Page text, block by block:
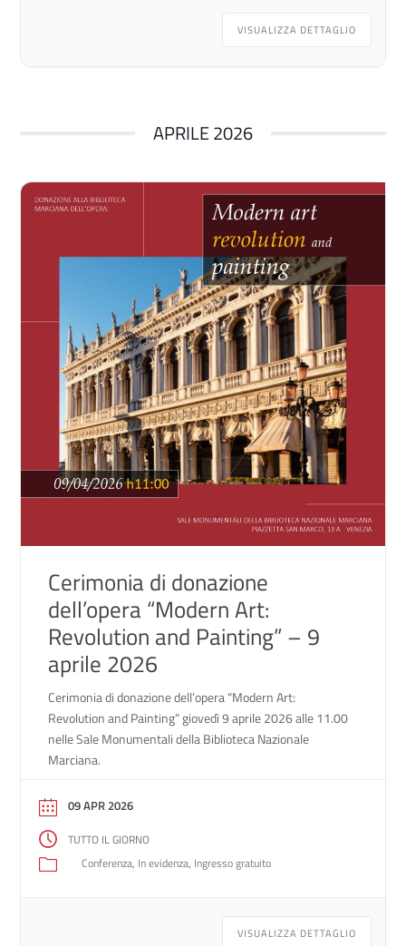
VISUALIZZA DETTAGLIO
APRILE 2026
Cerimonia di donazione
dell’opera “Modern Art:
Revolution and Painting” – 9
aprile 2026
Cerimonia di donazione dell’opera “Modern Art:
Revolution and Painting” giovedì 9 aprile 2026 alle 11.00
nelle Sale Monumentali della Biblioteca Nazionale
Marciana.
09 APR 2026
TUTTO IL GIORNO
Conferenza In evidenza Ingresso gratuito
VISUALIZZA DETTAGLIO